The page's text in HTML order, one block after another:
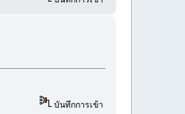
บันทึกการเข้า